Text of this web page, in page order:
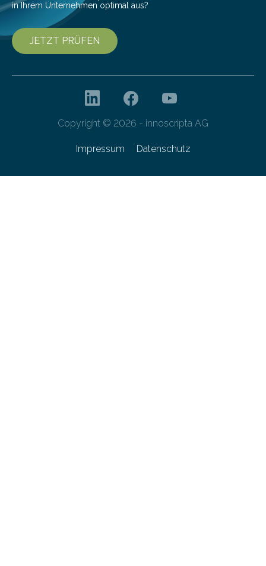
in Ihrem Unternehmen optimal aus?
JETZT PRÜFEN
Copyright © 2026 - innoscripta AG
Impressum Datenschutz